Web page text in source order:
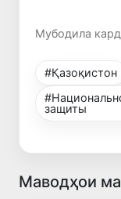
Мубодила
#Қазоқистон
защиты
Маводҳои